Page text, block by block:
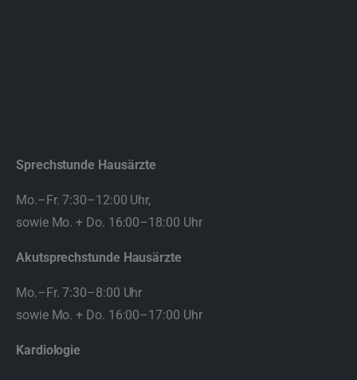
Sprechstunde Hausärzte
Mo.–Fr. 7:30–12:00 Uhr,
sowie Mo. + Do. 16:00–18:00 Uhr
Akutsprechstunde Hausärzte
Mo.–Fr. 7:30–8:00 Uhr
sowie Mo. + Do. 16:00–17:00 Uhr
Kardiologie